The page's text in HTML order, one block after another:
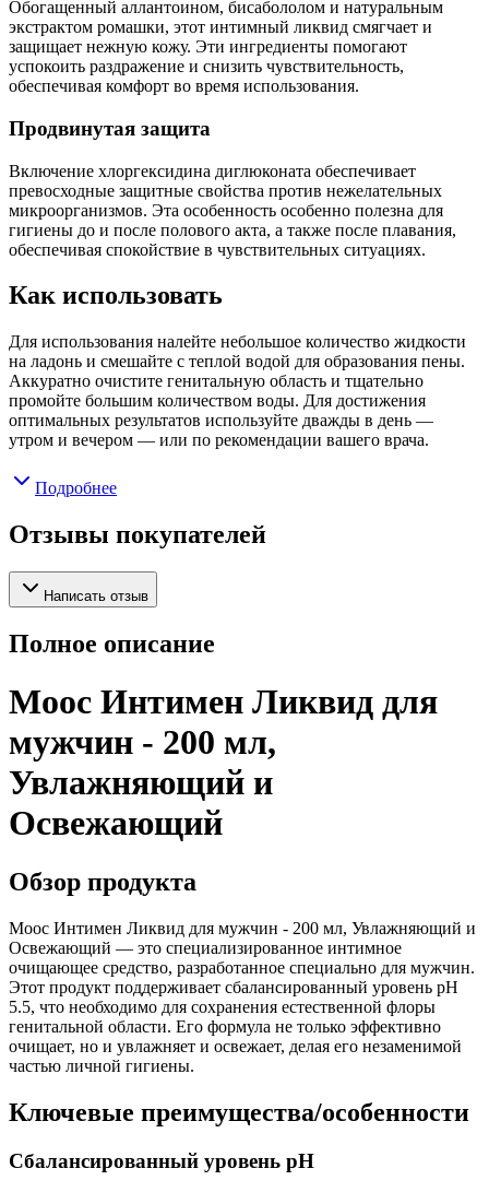
Обогащенный аллантоином, бисабололом и натуральным
экстрактом ромашки, этот интимный ликвид смягчает и
защищает нежную кожу. Эти ингредиенты помогают
успокоить раздражение и снизить чувствительность,
обеспечивая комфорт во время использования.
Продвинутая защита
Включение хлоргексидина диглюконата обеспечивает
превосходные защитные свойства против нежелательных
микроорганизмов. Эта особенность особенно полезна для
гигиены до и после полового акта, а также после плавания,
обеспечивая спокойствие в чувствительных ситуациях.
Как использовать
Для использования налейте небольшое количество жидкости
на ладонь и смешайте с теплой водой для образования пены.
Аккуратно очистите генитальную область и тщательно
промойте большим количеством воды. Для достижения
оптимальных результатов используйте дважды в день —
утром и вечером — или по рекомендации вашего врача.
Подробнее
Отзывы покупателей
Написать отзыв
Полное описание
Моос Интимен Ликвид для
мужчин - 200 мл,
Увлажняющий и
Освежающий
Обзор продукта
Моос Интимен Ликвид для мужчин - 200 мл, Увлажняющий и
Освежающий — это специализированное интимное
очищающее средство, разработанное специально для мужчин.
Этот продукт поддерживает сбалансированный уровень pH
5.5, что необходимо для сохранения естественной флоры
генитальной области. Его формула не только эффективно
очищает, но и увлажняет и освежает, делая его незаменимой
частью личной гигиены.
Ключевые преимущества/особенности
Сбалансированный уровень pH